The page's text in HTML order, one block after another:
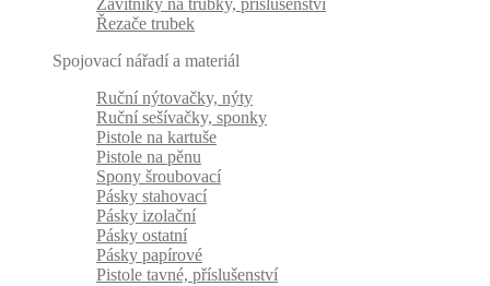
Závitníky na trubky, příslušenství
Řezače trubek
Spojovací nářadí a materiál
Ruční nýtovačky, nýty
Ruční sešívačky, sponky
Pistole na kartuše
Pistole na pěnu
Spony šroubovací
Pásky stahovací
Pásky izolační
Pásky ostatní
Pásky papírové
Pistole tavné, příslušenství